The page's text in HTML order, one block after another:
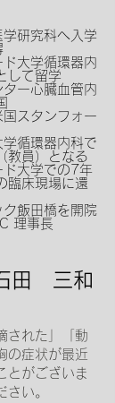
研究科へ入学
大学循環器内
して留学
ー心臓血管内
スタンフォー
循環器内科で
教員）となる
大学での7年
臨床現場に還
飯田橋を開院
理事長
田 三和
された」「動
の症状が最近
とがございま
さい。